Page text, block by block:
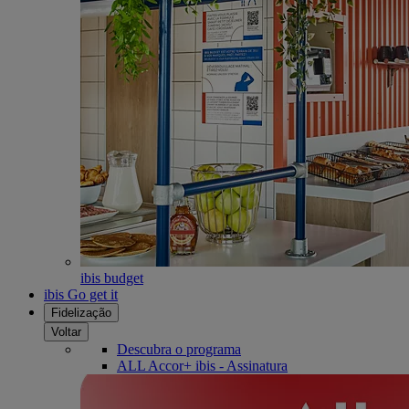
ibis budget
ibis Go get it
Fidelização
Voltar
Descubra o programa
ALL Accor+ ibis - Assinatura